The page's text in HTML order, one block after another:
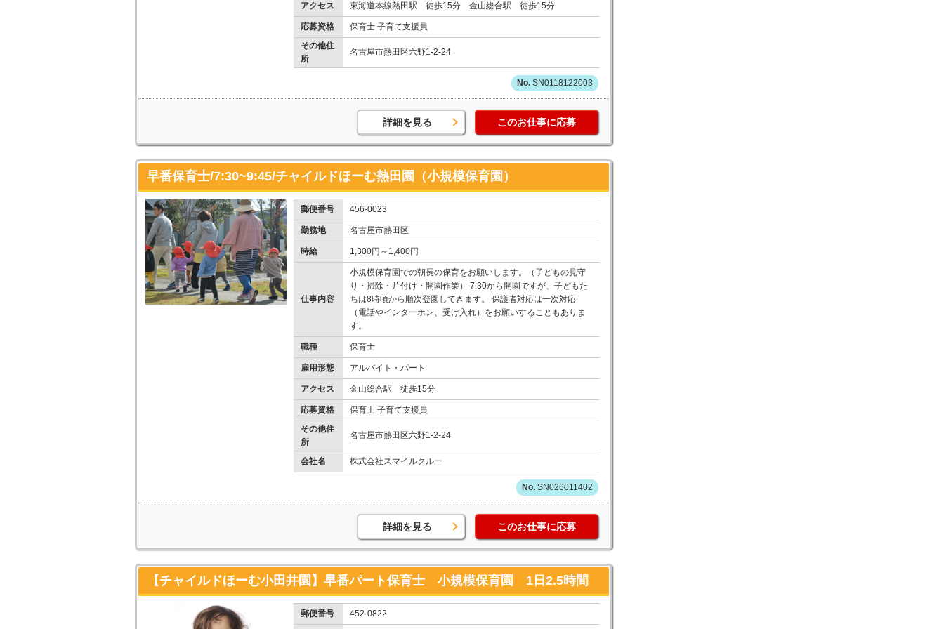
アクセス 東海道本線熱田駅 徒歩15分 金山総合駅 徒歩15分
応募資格
保育士 子育て支援員
その他住
所
名古屋市熱田区六野1-2-24
SN0118122003
詳細を見る このお仕事に応募
早番保育士/7:30~9:45/チャイルドほーむ熱田園（小規模保育園）
郵便番号 456-0023
勤務地 名古屋市熱田区
時給 1,300円～1,400円
仕事内容
小規模保育園での朝長の保育をお願いします。（子どもの見守
り・掃除・片付け・開園作業） 7:30から開園ですが、子どもた
ちは8時頃から順次登園してきます。 保護者対応は一次対応
（電話やインターホン、受け入れ）をお願いすることもありま
す。
職種 保育士
雇用形態 アルバイト・パート
アクセス 金山総合駅 徒歩15分
応募資格
保育士 子育て支援員
その他住
所
名古屋市熱田区六野1-2-24
会社名 株式会社スマイルクルー
SN026011402
詳細を見る このお仕事に応募
【チャイルドほーむ小田井園】早番パート保育士 小規模保育園 1日2.5時間
郵便番号 452-0822